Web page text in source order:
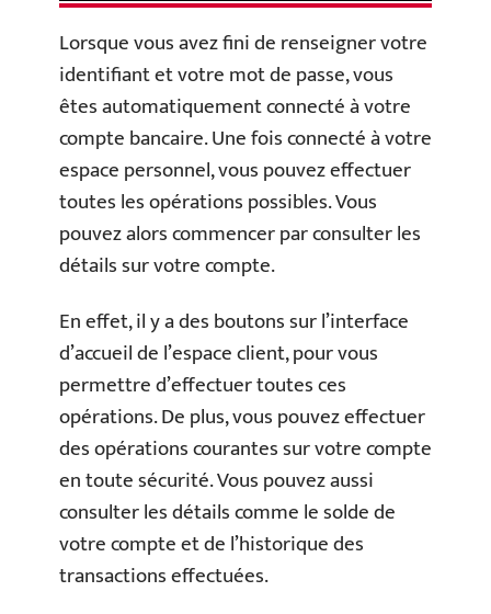
Lorsque vous avez fini de renseigner votre
identifiant et votre mot de passe, vous
êtes automatiquement connecté à votre
compte bancaire. Une fois connecté à votre
espace personnel, vous pouvez effectuer
toutes les opérations possibles. Vous
pouvez alors commencer par consulter les
détails sur votre compte.
En effet, il y a des boutons sur l’interface
d’accueil de l’espace client, pour vous
permettre d’effectuer toutes ces
opérations. De plus, vous pouvez effectuer
des opérations courantes sur votre compte
en toute sécurité. Vous pouvez aussi
consulter les détails comme le solde de
votre compte et de l’historique des
transactions effectuées.